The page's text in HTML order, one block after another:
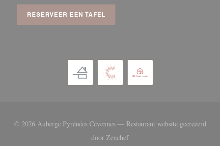
RESERVEER EEN TAFEL
© 2026 Auberge Pyrénées Cévennes — Restaurant website gecreëerd
door Zenchef((opent in een nieuw venster))